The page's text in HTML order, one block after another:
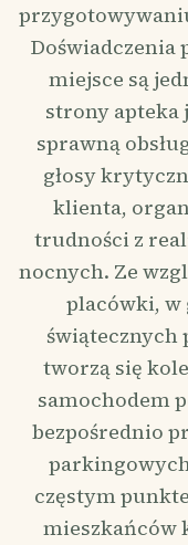
Doświadczenia
miejsce są
strony apteka
sprawną
głosy
klienta,
trudności z
nocnych. Ze
placówki, w
świątecznych
tworzą się
samochodem
bezpośrednio
częstym
mieszkańców